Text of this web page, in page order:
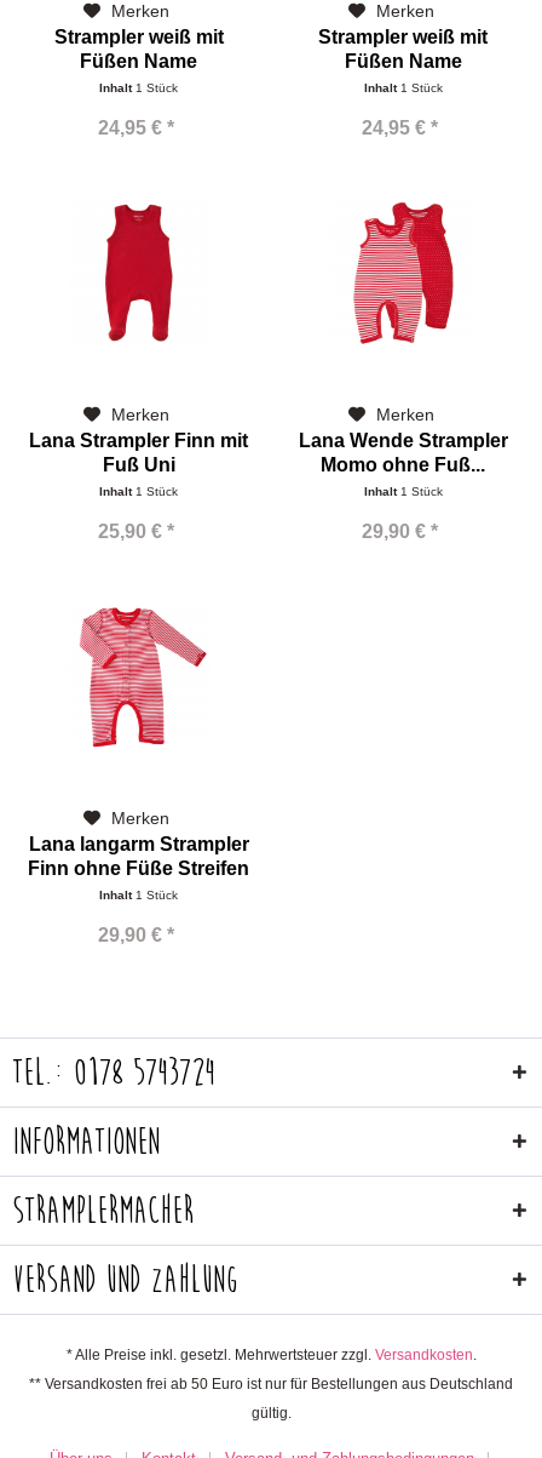
Merken
Strampler weiß mit
Füßen Name
Nikolaussocke Girls
Inhalt 1 Stück
24,95 € *
Merken
Strampler weiß mit
Füßen Name
Nikolaussocke Boys
Inhalt 1 Stück
24,95 € *
Merken
Lana Strampler Finn mit
Fuß Uni
Inhalt 1 Stück
25,90 € *
Merken
Lana Wende Strampler
Momo ohne Fuß...
Inhalt 1 Stück
29,90 € *
Merken
Lana langarm Strampler
Finn ohne Füße Streifen
Inhalt 1 Stück
29,90 € *
Tel.: 0178 5743724
Informationen
Stramplermacher
Versand und Zahlung
* Alle Preise inkl. gesetzl. Mehrwertsteuer zzgl. Versandkosten.
** Versandkosten frei ab 50 Euro ist nur für Bestellungen aus Deutschland
gültig.